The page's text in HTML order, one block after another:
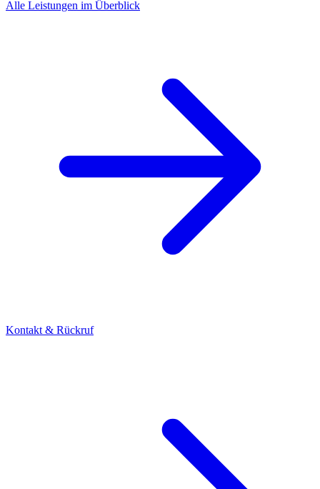
Alle Leistungen im Überblick
Kontakt & Rückruf